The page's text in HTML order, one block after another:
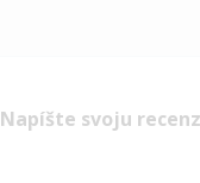
Napíšte svoju